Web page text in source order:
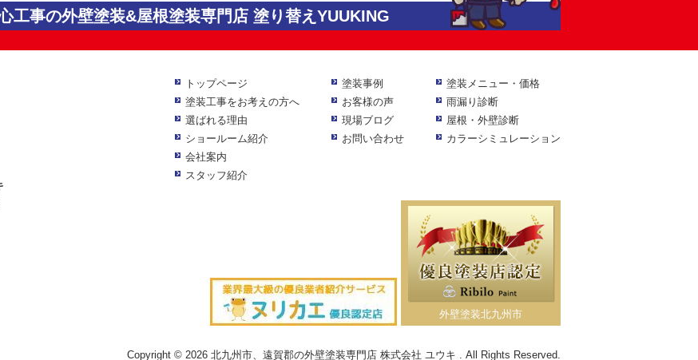
工事の外壁塗装&屋根塗装専門店 塗り替えYUUKING
トップページ
塗装工事をお考えの方へ
選ばれる理由
ショールーム紹介
会社案内
スタッフ紹介
塗装事例
お客様の声
現場ブログ
お問い合わせ
塗装メニュー・価格
雨漏り診断
屋根・外壁診断
カラーシミュレーション
外壁塗装北九州市
Copyright © 2026 北九州市、遠賀郡の外壁塗装専門店 株式会社 ユウキ . All Rights Reserved.